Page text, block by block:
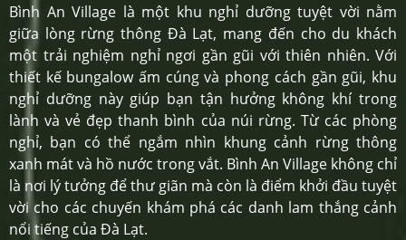
Bình An Village là một khu nghỉ dưỡng tuyệt vời nằm
giữa lòng rừng thông Đà Lạt, mang đến cho du khách
một trải nghiệm nghỉ ngơi gần gũi với thiên nhiên. Với
thiết kế bungalow ấm cúng và phong cách gần gũi, khu
nghỉ dưỡng này giúp bạn tận hưởng không khí trong
lành và vẻ đẹp thanh bình của núi rừng. Từ các phòng
nghỉ, bạn có thể ngắm nhìn khung cảnh rừng thông
xanh mát và hồ nước trong vắt. Bình An Village không chỉ
là nơi lý tưởng để thư giãn mà còn là điểm khởi đầu tuyệt
vời cho các chuyến khám phá các danh lam thắng cảnh
nổi tiếng của Đà Lạt.